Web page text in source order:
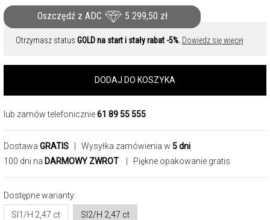
Oszczędź z ADC 5 299,50 zł
Otrzymasz status GOLD na start i stały rabat -5%. Dowiedz się więcej
DODAJ DO KOSZYKA
lub zamów telefonicznie61 89 55 555
Dostawa GRATIS | Wysyłka zamówienia w 5 dni
100 dni na DARMOWY ZWROT | Piękne opakowanie gratis
Dostępne warianty:
SI1/H 2,47 ct
SI2/H 2,47 ct